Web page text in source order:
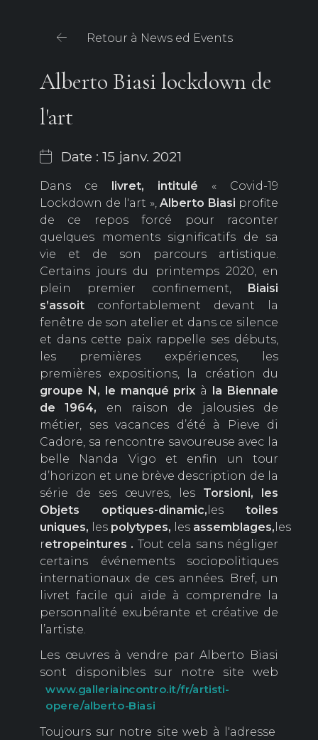
Retour à News ed Events
Alberto Biasi lockdown de
l'art
Date : 15 janv. 2021
Dans ce livret, intitulé « Covid-19
Lockdown de l'art », Alberto Biasi profite
de ce repos forcé pour raconter
quelques moments significatifs de sa
vie et de son parcours artistique.
Certains jours du printemps 2020, en
plein premier confinement,
Biaisi
s’assoit confortablement devant la
fenêtre de son atelier et dans ce silence
et dans cette paix rappelle ses débuts,
les premières expériences, les
premières expositions, la création du
groupe N, le manqué prix à
la Biennale
de 1964, en raison de jalousies de
métier, ses vacances d’été à Pieve di
Cadore, sa rencontre savoureuse avec la
belle Nanda Vigo et enfin un tour
d’horizon et une brève description de la
série de ses œuvres, les Torsioni, les
Objets optiques-dinamic, les toiles
uniques, les polytypes, les assemblages, les
retropeintures . Tout cela sans négliger
certains événements sociopolitiques
internationaux de ces années. Bref, un
livret facile qui aide à comprendre la
personnalité exubérante et créative de
l’artiste.
Les œuvres à vendre par Alberto Biasi
sont disponibles sur notre site web
www.galleriaincontro.it/fr/artisti-
opere/alberto-Biasi
Toujours sur notre site web à l'adresse